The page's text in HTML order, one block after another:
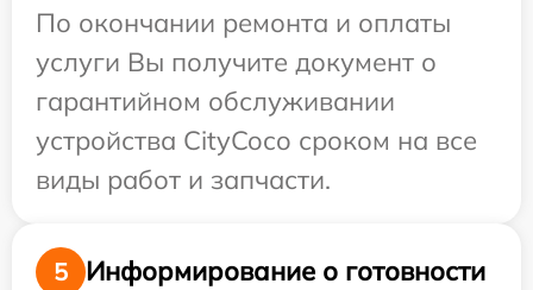
По окончании ремонта и оплаты
услуги Вы получите документ о
гарантийном обслуживании
устройства CityCoco сроком на все
виды работ и запчасти.
5
Информирование о готовности